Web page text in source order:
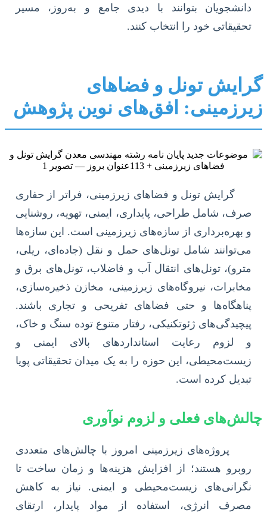
دانشجویان بتوانند با دیدی جامع و به‌روز، مسیر
تحقیقاتی خود را انتخاب کنند.
گرایش تونل و فضاهای
زیرزمینی: افق‌های نوین پژوهش
گرایش تونل و فضاهای زیرزمینی، فراتر از حفاری
صرف، شامل طراحی، پایداری، ایمنی، تهویه، روشنایی
و بهره‌برداری از سازه‌های زیرزمینی است. این سازه‌ها
می‌توانند شامل تونل‌های حمل و نقل (جاده‌ای، ریلی،
مترو)، تونل‌های انتقال آب و فاضلاب، تونل‌های برق و
مخابرات، نیروگاه‌های زیرزمینی، مخازن ذخیره‌سازی،
پناهگاه‌ها و حتی فضاهای تفریحی و تجاری باشند.
پیچیدگی‌های ژئوتکنیکی، رفتار متنوع توده سنگ و خاک،
و لزوم رعایت استانداردهای بالای ایمنی و
زیست‌محیطی، این حوزه را به یک میدان تحقیقاتی پویا
تبدیل کرده است.
چالش‌های فعلی و لزوم نوآوری
پروژه‌های زیرزمینی امروز با چالش‌های متعددی
روبرو هستند؛ از افزایش هزینه‌ها و زمان ساخت تا
نگرانی‌های زیست‌محیطی و ایمنی. نیاز به کاهش
مصرف انرژی، استفاده از مواد پایدار، ارتقای